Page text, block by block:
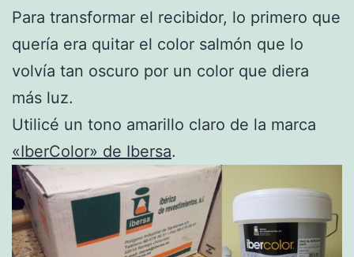
Para transformar el recibidor, lo primero que
quería era quitar el color salmón que lo
volvía tan oscuro por un color que diera
más luz.
Utilicé un tono amarillo claro de la marca
«IberColor» de Ibersa.